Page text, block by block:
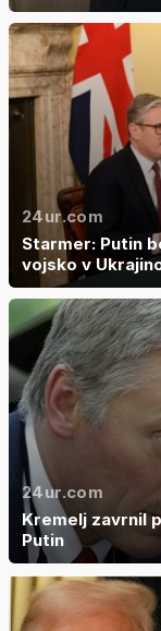
24ur.com
Starmer: Putin
vojsko v
24ur.com
Kremelj zavrnil
Putin